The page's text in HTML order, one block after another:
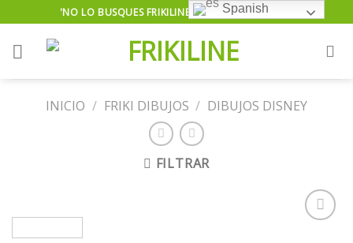
to
content
'NO LO BUSQUES FRIKILINE TE LO ENCUENTRA'...
INICIO / FRIKI DIBUJOS / DIBUJOS DISNEY
FILTRAR
Spanish